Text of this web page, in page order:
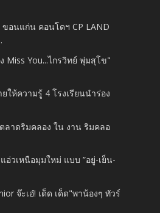
อนแก่น คอนโดฯ CP LAND
Miss You...ไกรวิทย์ พุ่มสุโข"
ยให้ความรู้ 4 โรงเรียนนำร่อง
ลาดริมคลอง ใน งาน ริมคลอ
วเหนือมุมใหม่ แบบ ”อยู่-เย็น-
จ๊ะเอ๋! เด็ด เด็ด"พาน้องๆ ทัวร์